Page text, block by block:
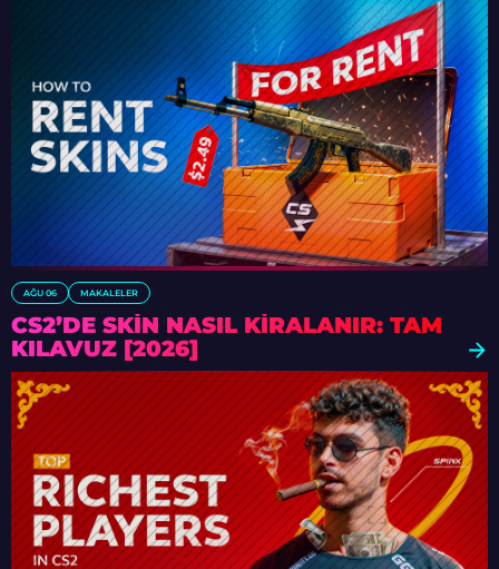
AĞU 06 MAKALELER
CS2’DE SKIN NASIL KIRALANIR: TAM
KILAVUZ [2026]